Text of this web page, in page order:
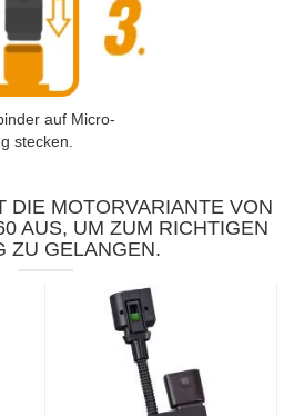
auf Micro-
stecken.
DIE MOTORVARIANTE VON
AUS, UM ZUM RICHTIGEN
ZU GELANGEN.